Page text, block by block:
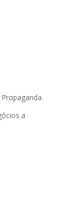
Propaganda.
a